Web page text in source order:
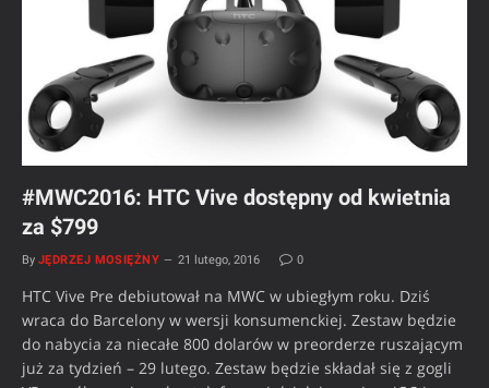
#MWC2016: HTC Vive dostępny od kwietnia
za $799
By JĘDRZEJ MOSIĘŻNY 21 lutego, 2016 0
HTC Vive Pre debiutował na MWC w ubiegłym roku. Dziś
wraca do Barcelony w wersji konsumenckiej. Zestaw będzie
do nabycia za niecałe 800 dolarów w preorderze ruszającym
już za tydzień – 29 lutego. Zestaw będzie składał się z gogli